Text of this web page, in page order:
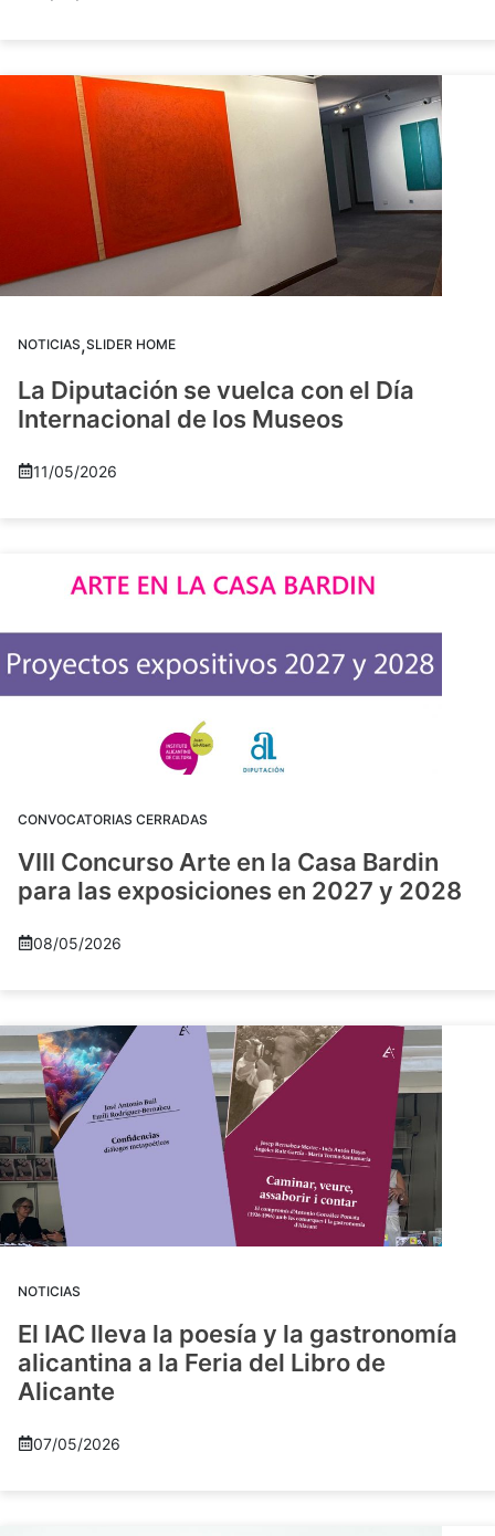
NOTICIAS,SLIDER HOME
La Diputación se vuelca con el Día
Internacional de los Museos
11/05/2026
CONVOCATORIAS CERRADAS
VIII Concurso Arte en la Casa Bardin
para las exposiciones en 2027 y 2028
08/05/2026
NOTICIAS
El IAC lleva la poesía y la gastronomía
alicantina a la Feria del Libro de
Alicante
07/05/2026